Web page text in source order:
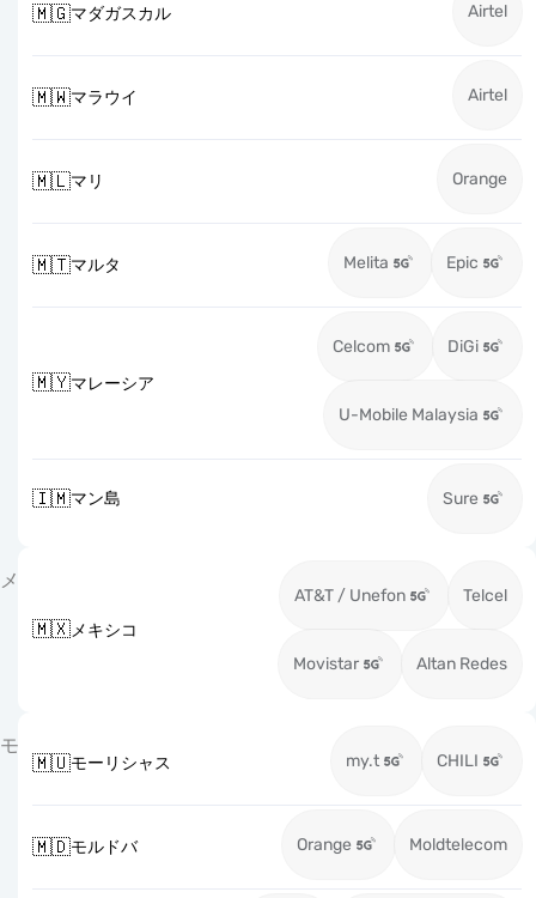
🇲🇬マダガスカル Airtel
🇲🇼マラウイ Airtel
🇲🇱マリ Orange
🇲🇹マルタ Melita Epic
🇲🇾マレーシア
Celcom DiGi
U-Mobile Malaysia
🇮🇲マン島 Sure
メ
🇲🇽メキシコ
AT&T / Unefon Telcel
Movistar Altan Redes
モ
🇲🇺モーリシャス my.t CHILI
🇲🇩モルドバ Orange Moldtelecom